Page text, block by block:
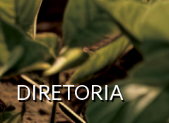
DIRETORIA